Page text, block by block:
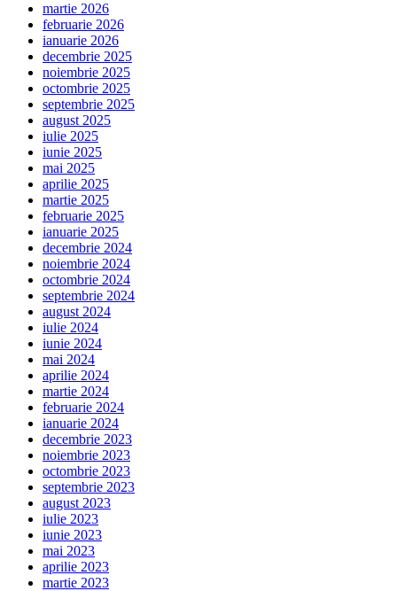
martie 2026
februarie 2026
ianuarie 2026
decembrie 2025
noiembrie 2025
octombrie 2025
septembrie 2025
august 2025
iulie 2025
iunie 2025
mai 2025
aprilie 2025
martie 2025
februarie 2025
ianuarie 2025
decembrie 2024
noiembrie 2024
octombrie 2024
septembrie 2024
august 2024
iulie 2024
iunie 2024
mai 2024
aprilie 2024
martie 2024
februarie 2024
ianuarie 2024
decembrie 2023
noiembrie 2023
octombrie 2023
septembrie 2023
august 2023
iulie 2023
iunie 2023
mai 2023
aprilie 2023
martie 2023